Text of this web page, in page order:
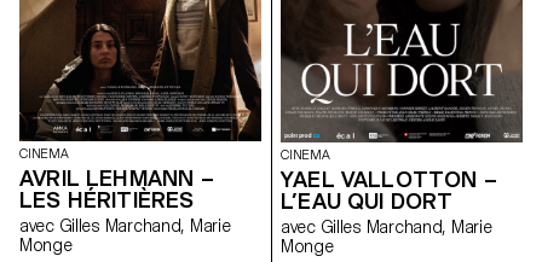
CINEMA
AVRIL LEHMANN –
LES HÉRITIÈRES
avec Gilles Marchand, Marie
Monge
CINEMA
YAEL VALLOTTON –
L’EAU QUI DORT
avec Gilles Marchand, Marie
Monge